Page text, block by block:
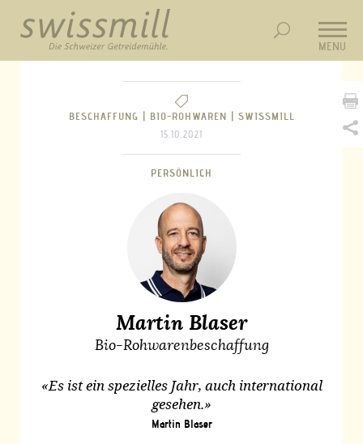
MENU
BESCHAFFUNG | BIO-ROHWAREN | SWISSMILL
15.10.2021
PERSÖNLICH
Martin Blaser
Bio-Rohwarenbeschaffung
«Es ist ein spezielles Jahr, auch international
gesehen.»
Martin Blaser